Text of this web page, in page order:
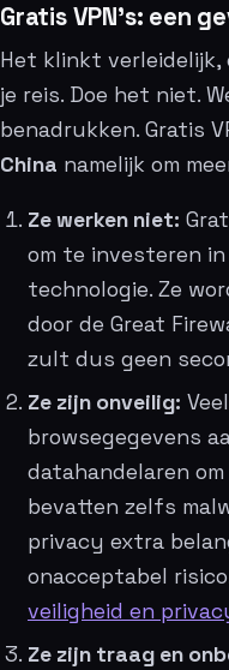
Gratis VPN’s: een
Het klinkt verleidelijk,
je reis. Doe het niet.
benadrukken. Gratis
China namelijk om
Ze werken niet:
om te investeren
technologie. Ze
door de Great
zult dus geen
Ze zijn onveilig:
browsegegevens
datahandelaren
bevatten zelfs
privacy extra
onacceptabel
veiligheid en
Ze zijn traag en